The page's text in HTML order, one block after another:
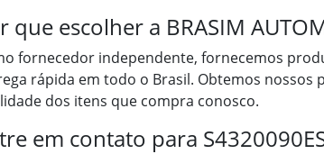
que escolher a BRASIM
fornecedor independente, fornecemos
rápida em todo o Brasil. Obtemos nossos
dos itens que compra conosco.
em contato para